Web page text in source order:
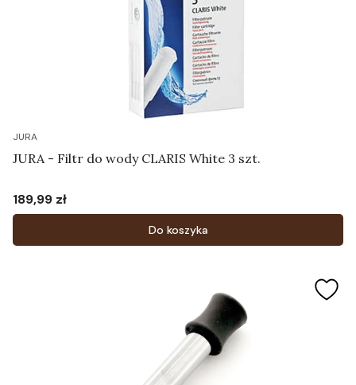
JURA
JURA - Filtr do wody CLARIS White 3 szt.
Cena
189,99 zł
Do koszyka